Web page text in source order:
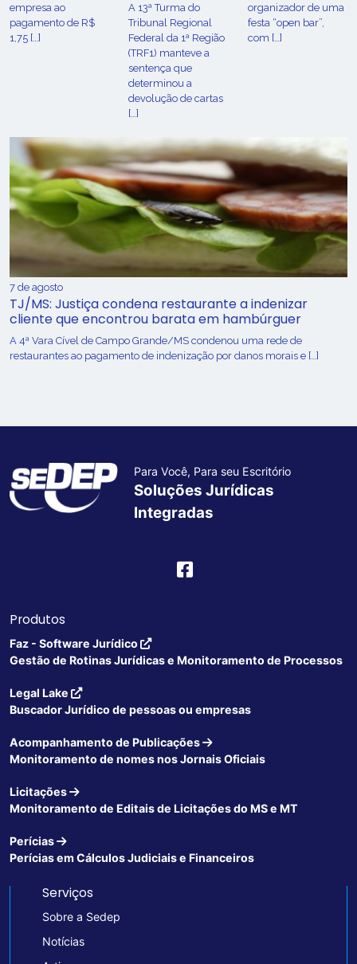
empresa ao
pagamento de R$
1,75 […]
A 13ª Turma do
Tribunal Regional
Federal da 1ª Região
(TRF1) manteve a
sentença que
determinou a
devolução de cartas
[…]
organizador de uma
festa “open bar”,
com […]
7 de agosto
TJ/MS: Justiça condena restaurante a indenizar
cliente que encontrou barata em hambúrguer
A 4ª Vara Cível de Campo Grande/MS condenou uma rede de
restaurantes ao pagamento de indenização por danos morais e […]
Para Você, Para seu Escritório
Soluções Jurídicas
Integradas
Produtos
Faz - Software Jurídico
Gestão de Rotinas Jurídicas e Monitoramento de Processos
Legal Lake
Buscador Jurídico de pessoas ou empresas
Acompanhamento de Publicações
Monitoramento de nomes nos Jornais Oficiais
Licitações
Monitoramento de Editais de Licitações do MS e MT
Perícias
Perícias em Cálculos Judiciais e Financeiros
Serviços
Sobre a Sedep
Notícias